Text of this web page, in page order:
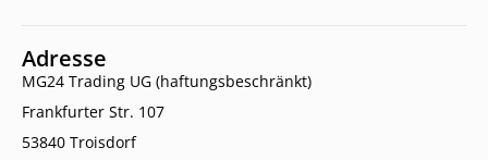
Adresse
MG24 Trading UG (haftungsbeschränkt)
Frankfurter Str. 107
53840 Troisdorf